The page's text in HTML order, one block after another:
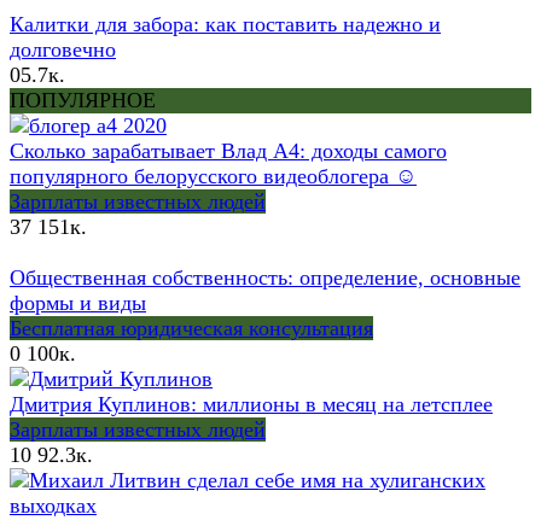
Калитки для забора: как поставить надежно и
долговечно
05.7к.
ПОПУЛЯРНОЕ
Сколько зарабатывает Влад А4: доходы самого
популярного белорусского видеоблогера ☺
Зарплаты известных людей
37 151к.
Общественная собственность: определение, основные
формы и виды
Бесплатная юридическая консультация
0 100к.
Дмитрия Куплинов: миллионы в месяц на летсплее
Зарплаты известных людей
10 92.3к.